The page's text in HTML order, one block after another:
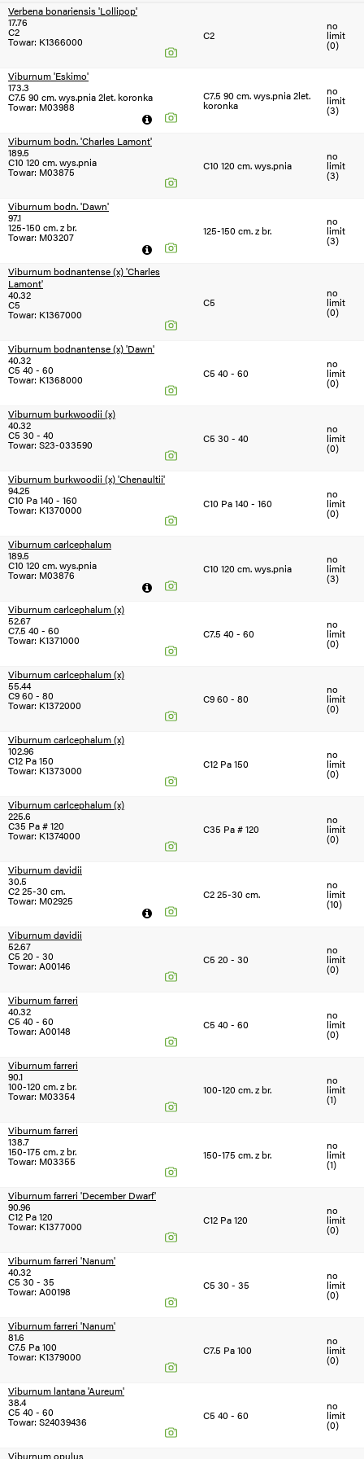
SEZON
N
Verbena bonariensis 'Lollipop'
17.76
C2
Towar: K1366000 C2
no
limit
(0)
Viburnum 'Eskimo'
173.3
C7.5 90 cm. wys.pnia 2let. koronka
Towar: M03988
C7.5 90 cm. wys.pnia 2let.
koronka
no
limit
(3)
Viburnum bodn. 'Charles Lamont'
189.5
C10 120 cm. wys.pnia
Towar: M03875 C10 120 cm. wys.pnia
no
limit
(3)
Viburnum bodn. 'Dawn'
97.1
125-150 cm. z br.
Towar: M03207 125-150 cm. z br.
no
limit
(3)
Viburnum bodnantense (x) 'Charles
Lamont'
40.32
C5
Towar: K1367000
C5
no
limit
(0)
Viburnum bodnantense (x) 'Dawn'
40.32
C5 40 - 60
Towar: K1368000 C5 40 - 60
no
limit
(0)
Viburnum burkwoodii (x)
40.32
C5 30 - 40
Towar: S23-033590 C5 30 - 40
no
limit
(0)
Viburnum burkwoodii (x) 'Chenaultii'
94.25
C10 Pa 140 - 160
Towar: K1370000 C10 Pa 140 - 160
no
limit
(0)
Viburnum carlcephalum
189.5
C10 120 cm. wys.pnia
Towar: M03876 C10 120 cm. wys.pnia
no
limit
(3)
Viburnum carlcephalum (x)
52.67
C7.5 40 - 60
Towar: K1371000 C7.5 40 - 60
no
limit
(0)
Viburnum carlcephalum (x)
55.44
C9 60 - 80
Towar: K1372000 C9 60 - 80
no
limit
(0)
Viburnum carlcephalum (x)
102.96
C12 Pa 150
Towar: K1373000 C12 Pa 150
no
limit
(0)
Viburnum carlcephalum (x)
225.6
C35 Pa # 120
Towar: K1374000 C35 Pa # 120
no
limit
(0)
Viburnum davidii
30.5
C2 25-30 cm.
Towar: M02925 C2 25-30 cm.
no
limit
(10)
Viburnum davidii
52.67
C5 20 - 30
Towar: A00146 C5 20 - 30
no
limit
(0)
Viburnum farreri
40.32
C5 40 - 60
Towar: A00148 C5 40 - 60
no
limit
(0)
Viburnum farreri
90.1
100-120 cm. z br.
Towar: M03354 100-120 cm. z br.
no
limit
(1)
Viburnum farreri
138.7
150-175 cm. z br.
Towar: M03355 150-175 cm. z br.
no
limit
(1)
Viburnum farreri 'December Dwarf'
90.96
C12 Pa 120
Towar: K1377000 C12 Pa 120
no
limit
(0)
Viburnum farreri 'Nanum'
40.32
C5 30 - 35
Towar: A00198 C5 30 - 35
no
limit
(0)
Viburnum farreri 'Nanum'
81.6
C7.5 Pa 100
Towar: K1379000 C7.5 Pa 100
no
limit
(0)
Viburnum lantana 'Aureum'
38.4
C5 40 - 60
Towar: S24039436 C5 40 - 60
no
limit
(0)
Viburnum opulus